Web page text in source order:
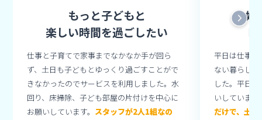
もっと子どもと
楽しい時間を過ごしたい
仕事と子育てで家事までなかなか手が回ら
ず、土日も子どもとゆっくり過ごすことがで
きなかったのでサービスを利用しました。水
回り、床掃除、子ども部屋の片付けを中心に
お願いしています。 スタッフが2人1組なの
夫婦
平日は仕事
ない暮らし
した。平日
いしています
だけで、土